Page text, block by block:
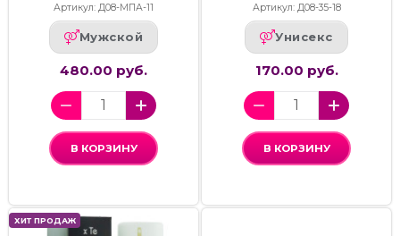
Артикул: Д08-МПА-11
Мужской
480.00 руб.
В КОРЗИНУ
Артикул: Д08-35-18
Унисекс
170.00 руб.
В КОРЗИНУ
ХИТ ПРОДАЖ